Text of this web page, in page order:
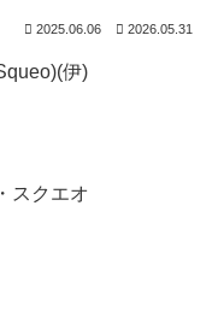
2025.06.06 2026.05.31
伊)
スクエオ